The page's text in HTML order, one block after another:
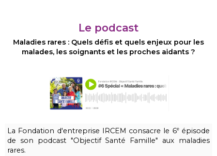
Le podcast
Maladies rares : Quels défis et quels enjeux pour les
malades, les soignants et les proches aidants ?
La Fondation d'entreprise IRCEM consacre le 6eépisode
de son podcast "Objectif Santé Famille" aux maladies
rares.